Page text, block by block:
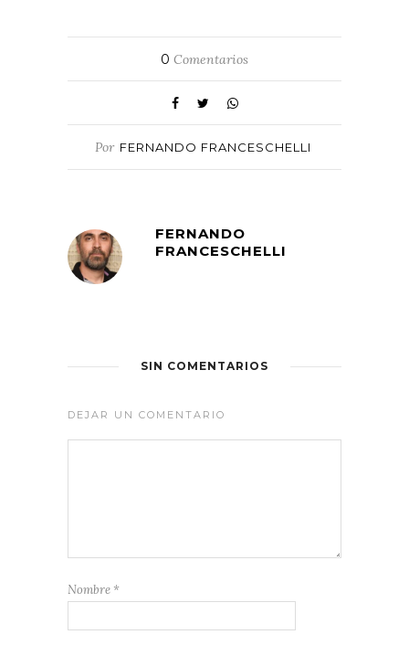
0 Comentarios
Por FERNANDO FRANCESCHELLI
FERNANDO
FRANCESCHELLI
SIN COMENTARIOS
DEJAR UN COMENTARIO
Nombre *